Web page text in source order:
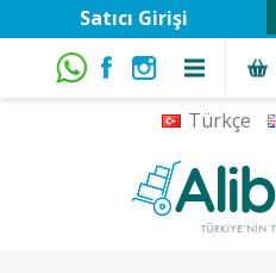
Türkçe
Satıcı Girişi